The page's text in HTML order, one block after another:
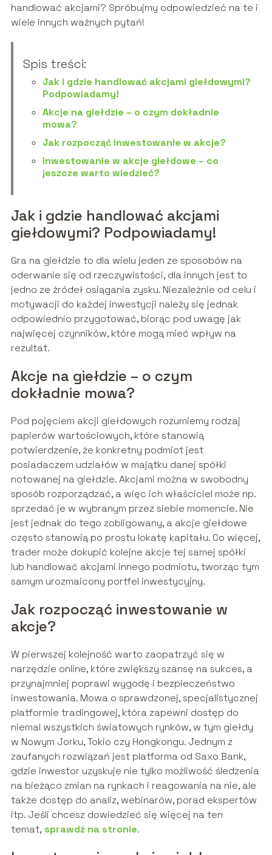
handlować akcjami? Spróbujmy odpowiedzieć na te i
wiele innych ważnych pytań!
Spis treści:
Jak i gdzie handlować akcjami giełdowymi?
Podpowiadamy!
Akcje na giełdzie – o czym dokładnie
mowa?
Jak rozpocząć inwestowanie w akcje?
Inwestowanie w akcje giełdowe – co
jeszcze warto wiedzieć?
Jak i gdzie handlować akcjami
giełdowymi? Podpowiadamy!
Gra na giełdzie to dla wielu jeden ze sposobów na
oderwanie się od rzeczywistości, dla innych jest to
jedno ze źródeł osiągania zysku. Niezależnie od celu i
motywacji do każdej inwestycji należy się jednak
odpowiednio przygotować, biorąc pod uwagę jak
najwięcej czynników, które mogą mieć wpływ na
rezultat.
Akcje na giełdzie – o czym
dokładnie mowa?
Pod pojęciem akcji giełdowych rozumiemy rodzaj
papierów wartościowych, które stanowią
potwierdzenie, że konkretny podmiot jest
posiadaczem udziałów w majątku danej spółki
notowanej na giełdzie. Akcjami można w swobodny
sposób rozporządzać, a więc ich właściciel może np.
sprzedać je w wybranym przez siebie momencie. Nie
jest jednak do tego zobligowany, a akcje giełdowe
często stanowią po prostu lokatę kapitału. Co więcej,
trader może dokupić kolejne akcje tej samej spółki
lub handlować akcjami innego podmiotu, tworząc tym
samym urozmaicony portfel inwestycyjny.
Jak rozpocząć inwestowanie w
akcje?
W pierwszej kolejność warto zaopatrzyć się w
narzędzie online, które zwiększy szansę na sukces, a
przynajmniej poprawi wygodę i bezpieczeństwo
inwestowania. Mowa o sprawdzonej, specjalistycznej
platformie tradingowej, która zapewni dostęp do
niemal wszystkich światowych rynków, w tym giełdy
w Nowym Jorku, Tokio czy Hongkongu. Jednym z
zaufanych rozwiązań jest platforma od Saxo Bank,
gdzie inwestor uzyskuje nie tylko możliwość śledzenia
na bieżąco zmian na rynkach i reagowania na nie, ale
także dostęp do analiz, webinarów, porad ekspertów
itp. Jeśli chcesz dowiedzieć się więcej na ten
temat, sprawdź na stronie.